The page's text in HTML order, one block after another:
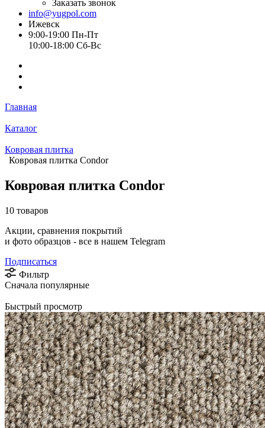
Заказать звонок
info@yugpol.com
Ижевск
9:00-19:00 Пн-Пт
10:00-18:00 Cб-Вс
Главная
Каталог
Ковровая плитка
Ковровая плитка Condor
Ковровая плитка Condor
10 товаров
Акции, сравнения покрытий
и фото образцов - все в нашем Telegram
Подписаться
Фильтр
Сначала популярные
Быстрый просмотр